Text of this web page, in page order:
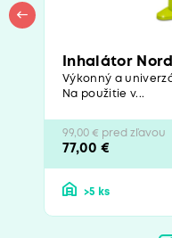
Inhalátor
Výkonný a
Na použitie v...
99,00 € pred zľavou
77,00 €
>5 ks